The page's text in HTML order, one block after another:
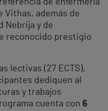
de enfermería
Vithas, además de
Nebrija y de
reconocido prestigio
lectivas (27 ECTS),
dediquen al
y trabajos
cuenta con 6